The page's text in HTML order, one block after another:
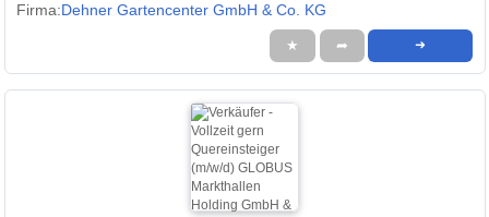
Firma:Dehner Gartencenter GmbH & Co. KG
★ ➦ ➜